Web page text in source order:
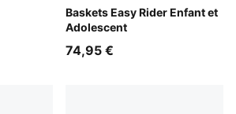
Baskets Easy Rider Enfant et
Adolescent
Gray Echo-Chambray Blue
74,95 €